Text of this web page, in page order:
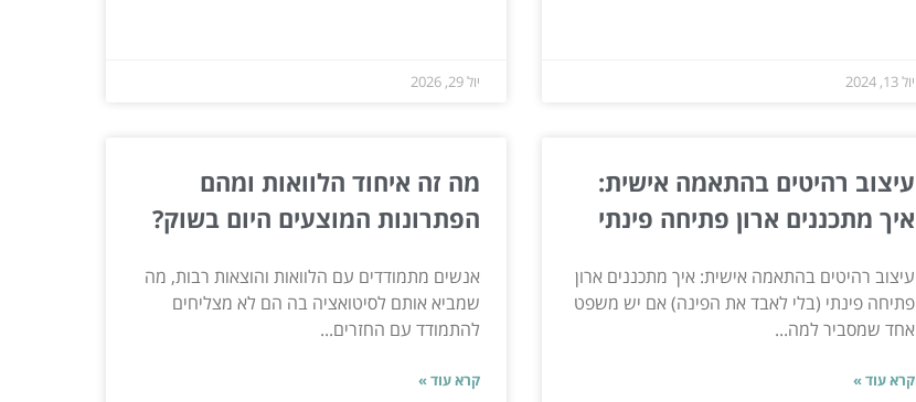
יול 13, 2024 יול 29, 2026
עיצוב רהיטים בהתאמה אישית:
איך מתכננים ארון פתיחה פינתי
עיצוב רהיטים בהתאמה אישית: איך מתכננים ארון
פתיחה פינתי (בלי לאבד את הפינה) אם יש משפט
אחד שמסביר למה...
קרא עוד »
מה זה איחוד הלוואות ומהם
הפתרונות המוצעים היום בשוק?
אנשים מתמודדים עם הלוואות והוצאות רבות, מה
שמביא אותם לסיטואציה בה הם לא מצליחים
להתמודד עם החזרים...
קרא עוד »